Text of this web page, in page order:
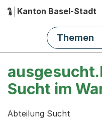
Hauptnavigation
Kanton Basel-Stadt
Themen
Sucht im
Abteilung Sucht